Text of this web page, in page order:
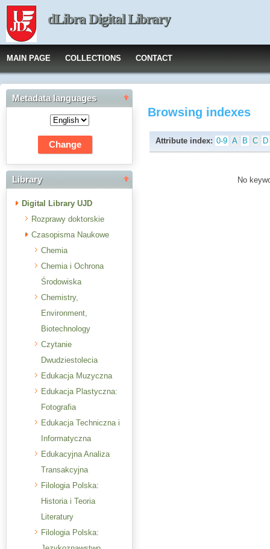
dLibra Digital Library
MAIN PAGE COLLECTIONS CONTACT
Metadata languages
Library
Digital Library UJD
Rozprawy doktorskie
Czasopisma Naukowe
Chemia
Chemia i Ochrona
Środowiska
Chemistry,
Environment,
Biotechnology
Czytanie
Dwudziestolecia
Edukacja Muzyczna
Edukacja Plastyczna:
Fotografia
Edukacja Techniczna i
Informatyczna
Edukacyjna Analiza
Transakcyjna
Filologia Polska:
Historia i Teoria
Literatury
Filologia Polska:
Browsing indexes
Attribute index: 0-9 A B C D
No